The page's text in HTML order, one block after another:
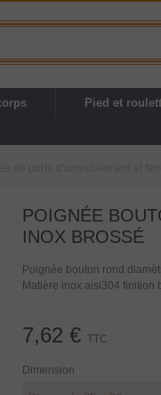
Pied et
POIGNÉE
INOX BROSSÉ
Poignée bouton rond
Matière inox aisi304 finition
7,62 € TTC
Dimension